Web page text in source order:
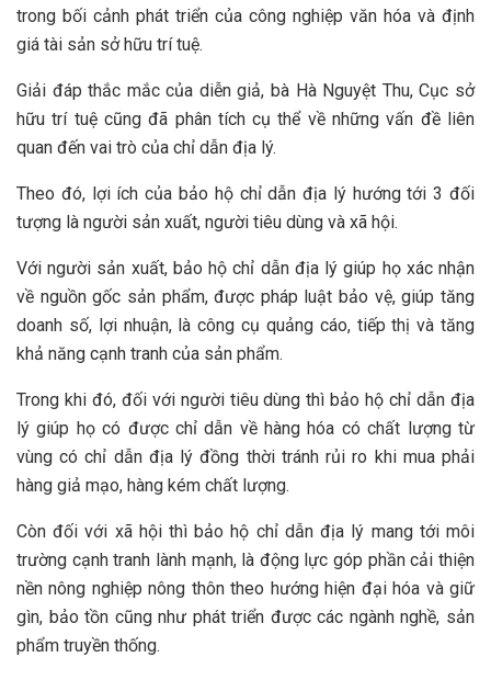
trong bối cảnh phát triển của công nghiệp văn hóa và định
giá tài sản sở hữu trí tuệ.
Giải đáp thắc mắc của diễn giả, bà Hà Nguyệt Thu, Cục sở
hữu trí tuệ cũng đã phân tích cụ thể về những vấn đề liên
quan đến vai trò của chỉ dẫn địa lý.
Theo đó, lợi ích của bảo hộ chỉ dẫn địa lý hướng tới 3 đối
tượng là người sản xuất, người tiêu dùng và xã hội.
Với người sản xuất, bảo hộ chỉ dẫn địa lý giúp họ xác nhận
về nguồn gốc sản phẩm, được pháp luật bảo vệ, giúp tăng
doanh số, lợi nhuận, là công cụ quảng cáo, tiếp thị và tăng
khả năng cạnh tranh của sản phẩm.
Trong khi đó, đối với người tiêu dùng thì bảo hộ chỉ dẫn địa
lý giúp họ có được chỉ dẫn về hàng hóa có chất lượng từ
vùng có chỉ dẫn địa lý đồng thời tránh rủi ro khi mua phải
hàng giả mạo, hàng kém chất lượng.
Còn đối với xã hội thì bảo hộ chỉ dẫn địa lý mang tới môi
trường cạnh tranh lành mạnh, là động lực góp phần cải thiện
nền nông nghiệp nông thôn theo hướng hiện đại hóa và giữ
gìn, bảo tồn cũng như phát triển được các ngành nghề, sản
phẩm truyền thống.